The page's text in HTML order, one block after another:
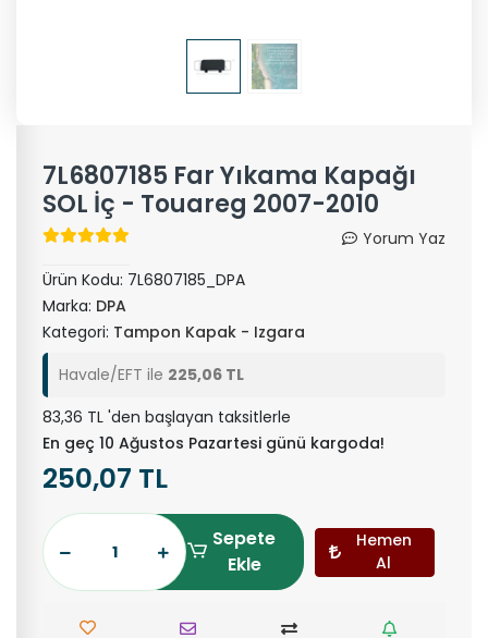
7L6807185 Far Yıkama Kapağı
SOL İç - Touareg 2007-2010
Yorum Yaz
Ürün Kodu: 7L6807185_DPA
Marka: DPA
Kategori: Tampon Kapak - Izgara
Havale/EFT ile 225,06 TL
83,36 TL 'den başlayan taksitlerle
En geç 10 Ağustos Pazartesi günü kargoda!
250,07 TL
Sepete
Ekle
Hemen
Al